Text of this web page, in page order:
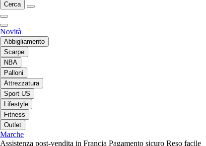
Cerca
Novità
Abbigliamento
Scarpe
NBA
Palloni
Attrezzatura
Sport US
Lifestyle
Fitness
Outlet
Marche
Assistenza post-vendita in Francia Pagamento sicuro Reso facile